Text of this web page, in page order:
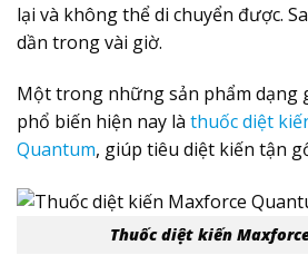
lại và không thể di chuyển được.
dần trong vài giờ.
Một trong những sản phẩm dạng
phổ biến hiện nay là thuốc diệt
Quantum, giúp tiêu diệt kiến tận
Thuốc diệt kiến